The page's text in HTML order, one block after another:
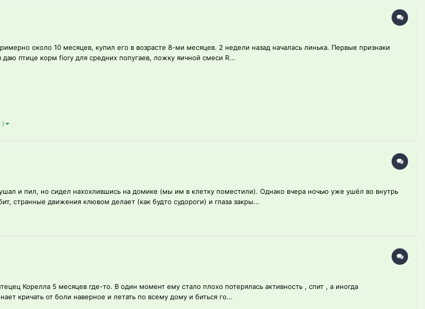
около 10 месяцев, купил его в возрасте 8-ми месяцев. 2 недели назад началась линька. Первые признаки
птице корм fiory для средних попугаев, ложку яичной смеси R...
)
и пил, но сидел нахохлившись на домике (мы им в клетку поместили). Однако вчера ночью уже ушёл во внутрь
странные движения клювом делает (как будто судороги) и глаза закры...
Корелла 5 месяцев где-то. В один момент ему стало плохо потерялась активность , спит , а иногда
кричать от боли наверное и летать по всему дому и биться го...